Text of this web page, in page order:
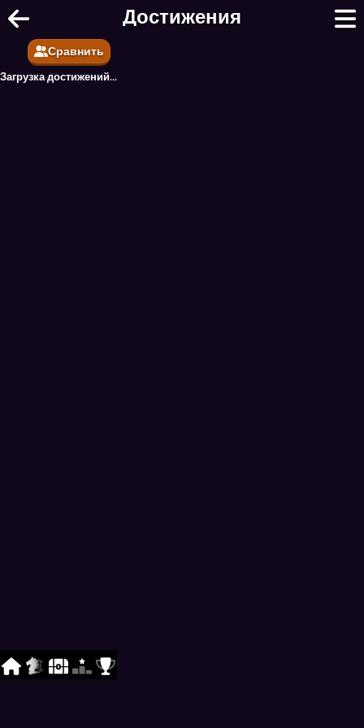
Достижения
Шахматы онлайн - Бесплатные
Сравнить
Загрузка достижений...